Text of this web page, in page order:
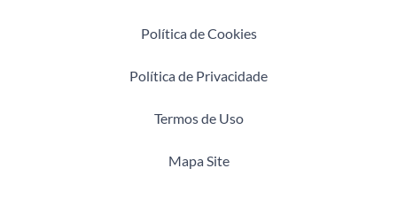
Política de Cookies
Política de Privacidade
Termos de Uso
Mapa Site